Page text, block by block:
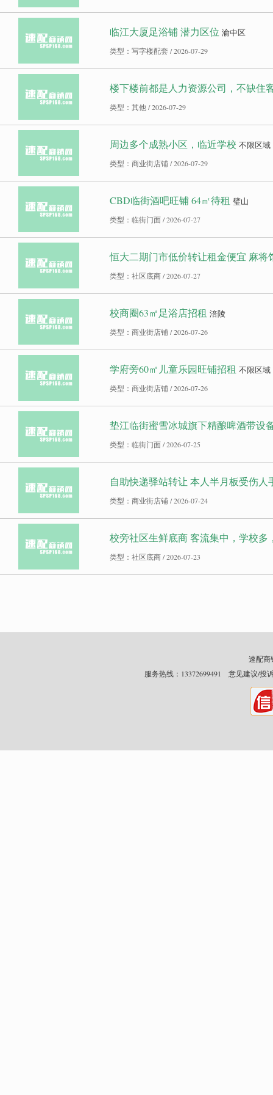
临江大厦足浴铺 潜力区位 渝中区
类型：写字楼配套 / 2026-07-29
楼下楼前都是人力资源公司，不缺住
类型：其他 / 2026-07-29
周边多个成熟小区，临近学校 不限区域
类型：商业街店铺 / 2026-07-29
CBD临街酒吧旺铺 64㎡待租 璧山
类型：临街门面 / 2026-07-27
恒大二期门市低价转让租金便宜 麻将
类型：社区底商 / 2026-07-27
校商圈63㎡足浴店招租 涪陵
类型：商业街店铺 / 2026-07-26
学府旁60㎡儿童乐园旺铺招租 不限区域
类型：商业街店铺 / 2026-07-26
垫江临街蜜雪冰城旗下精酿啤酒带设
类型：临街门面 / 2026-07-25
自助快递驿站转让 本人半月板受伤人
类型：商业街店铺 / 2026-07-24
校旁社区生鲜底商 客流集中，学校多
类型：社区底商 / 2026-07-23
速配商
服务热线：13372699491 意见建议/投